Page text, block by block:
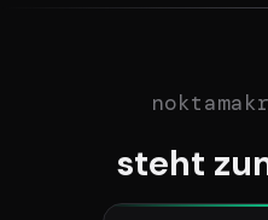
steht